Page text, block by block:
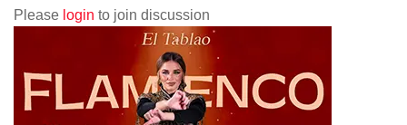
Please login to join discussion